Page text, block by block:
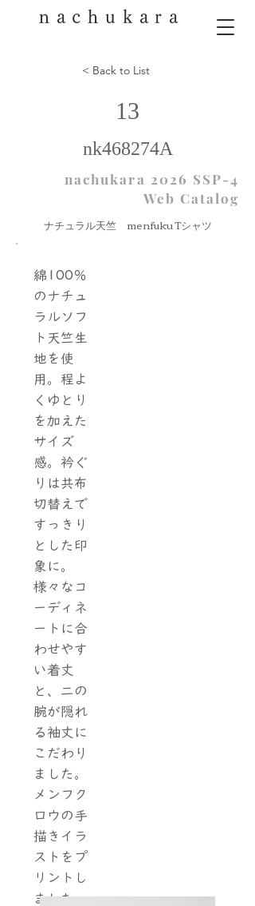
nachukara
< Back to List
13
nk468274A
nachukara 2026 SSP-4
Web Catalog
ナチュラル天竺 menfuku Tシャツ
綿100％
のナチュ
ラルソフ
ト天竺生
地を使
用。程よ
くゆとり
を加えた
サイズ
感。衿ぐ
りは共布
切替えで
すっきり
とした印
象に。
様々なコ
ーディネ
ートに合
わせやす
い着丈
と、二の
腕が隠れ
る袖丈に
こだわり
ました。
メンフク
ロウの手
描きイラ
ストをプ
リントし
ました。